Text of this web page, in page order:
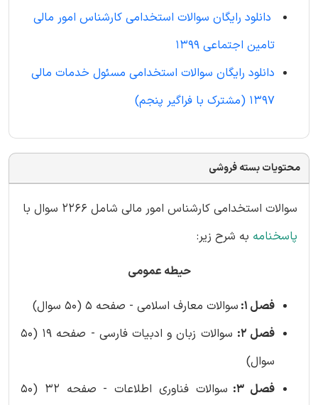
دانلود رایگان سوالات استخدامی کارشناس امور مالی
تامین اجتماعی 1399
دانلود رایگان سوالات استخدامی مسئول خدمات مالی
1397 (مشترک با فراگیر پنجم)
محتویات بسته فروشی
سوالات استخدامی کارشناس امور مالی شامل 2266 سوال با
پاسخنامه به شرح زیر:
حیطه عمومی
فصل 1:
سوالات معارف اسلامی - صفحه 5 (50 سوال)
فصل 2:
سوالات زبان و ادبیات فارسی - صفحه 19 (50
سوال)
فصل 3:
سوالات فناوری اطلاعات - صفحه 32 (50